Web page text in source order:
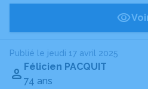
Publié le jeudi 17 avril 2025
Félicien PACQUIT
74 ans